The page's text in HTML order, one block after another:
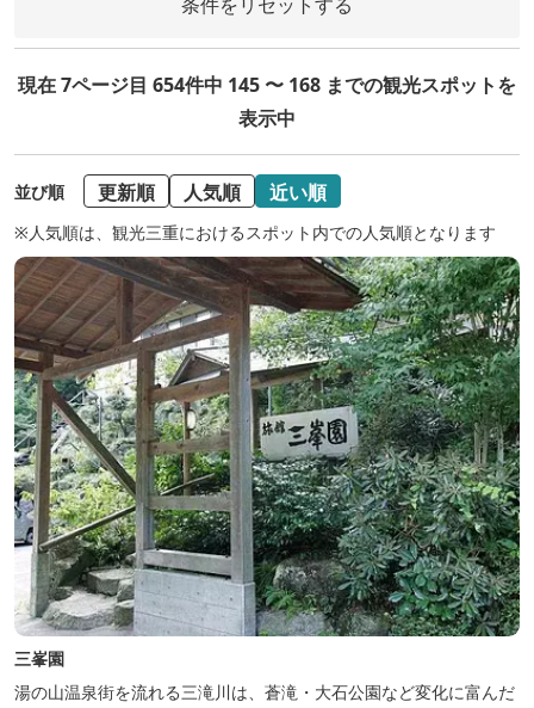
現在 7ページ目 654件中 145 〜 168 までの観光スポットを
表示中
並び順 更新順 人気順 近い順
※人気順は、観光三重におけるスポット内での人気順となります
三峯園
湯の山温泉街を流れる三滝川は、蒼滝・大石公園など変化に富んだ